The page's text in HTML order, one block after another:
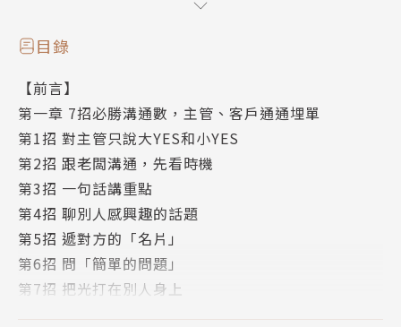
在台灣，60%以上的人認為自己溝通力不佳，然而，
在三句話的短短時間內，就決定了對你的評價。
15位溝通專家大方指點：針對「如何跟主管開口談加
薪」、「犯了錯，如何讓主管迅速消氣」、「如何挖出
客戶說不清楚的需求」等常見情境，指點三大「關鍵
句」，以及把Line從溝通壓力變成職場助力的回話密
技。讓再囉嗦的主管、再難搞的客戶、再煩人的同事，
都能變成你的好麻吉！
目錄
【前言】
第一章 7招必勝溝通數，主管、客戶通通埋單
第1招 對主管只說大YES和小YES
第2招 跟老闆溝通，先看時機
第3招 一句話講重點
第4招 聊別人感興趣的話題
第5招 遞對方的「名片」
第6招 問「簡單的問題」
第7招 把光打在別人身上